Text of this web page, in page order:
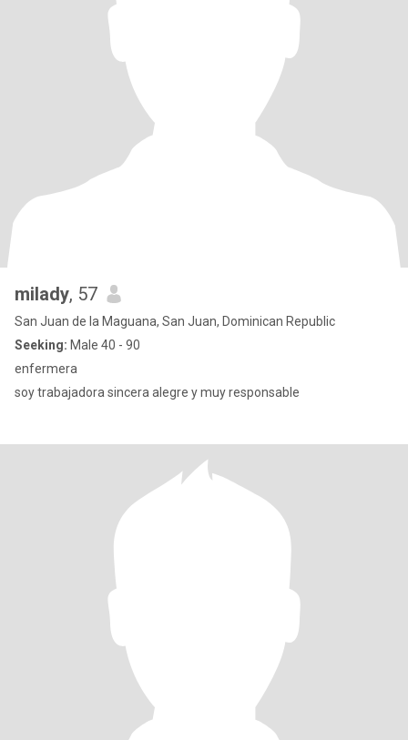
milady, 57
San Juan de la Maguana, San Juan, Dominican Republic
Seeking: Male 40 - 90
enfermera
soy trabajadora sincera alegre y muy responsable